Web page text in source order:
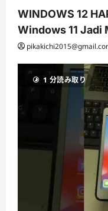
WINDOWS 12
Windows 11 Jadi
1 分読み取り